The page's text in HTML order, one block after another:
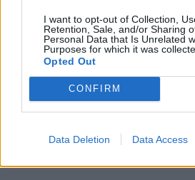
I want to opt-out of Collection,
Retention, Sale, and/or Sharing
Personal Data that Is Unrelated
Purposes for which it was
Opted Out
CONFIRM
Data Deletion Data Access
In evidenza